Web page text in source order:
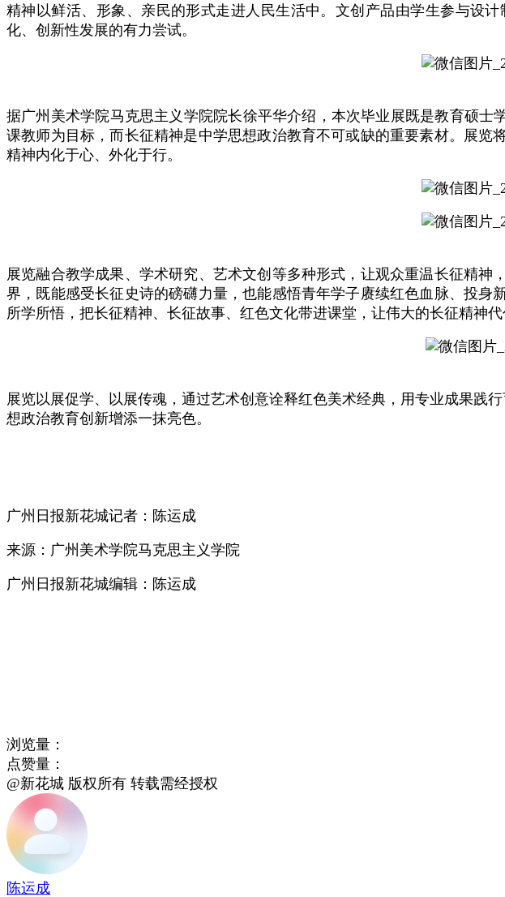
精神以鲜活、形象、亲民的形式走进人民生活中。文创产品由学生参与设
化、创新性发展的有力尝试。
据广州美术学院马克思主义学院院长徐平华介绍，本次毕业展既是教育硕
课教师为目标，而长征精神是中学思想政治教育不可或缺的重要素材。展
精神内化于心、外化于行。
展览融合教学成果、学术研究、艺术文创等多种形式，让观众重温长征精
界，既能感受长征史诗的磅礴力量，也能感悟青年学子赓续红色血脉、投
所学所悟，把长征精神、长征故事、红色文化带进课堂，让伟大的长征精神代
展览以展促学、以展传魂，通过艺术创意诠释红色美术经典，用专业成果践
想政治教育创新增添一抹亮色。
广州日报新花城记者：陈运成
来源：广州美术学院马克思主义学院
广州日报新花城编辑：陈运成
浏览量：
点赞量：
@新花城 版权所有 转载需经授权
陈运成